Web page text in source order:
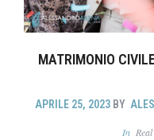
MATRIMONIO
APRILE 25, 2023 BY
In